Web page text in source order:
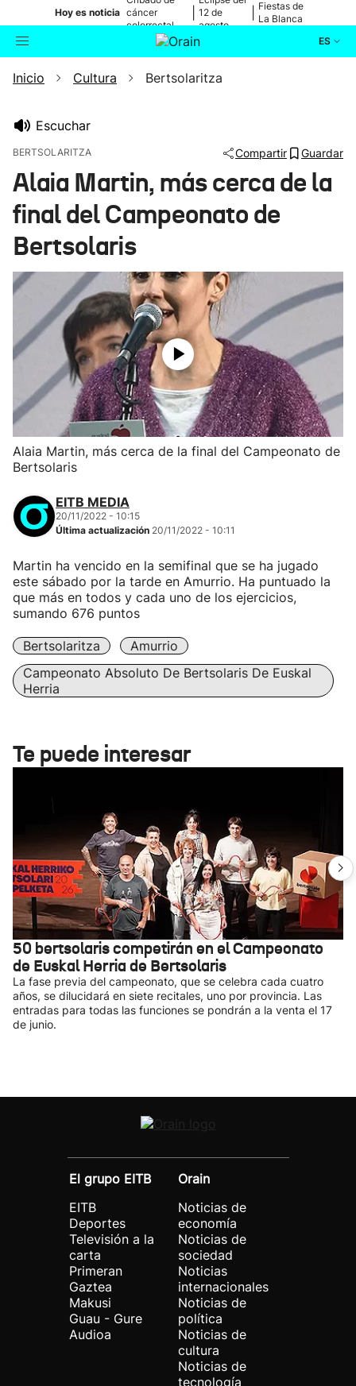
Hoy es noticia cáncer
colorrectal
12 de
agosto
Fiestas de
La Blanca
ES
Buscador Actualidad
Ikusmiran
Inicio Cultura Bertsolaritza
Escuchar
BERTSOLARITZA Compartir Guardar
Alaia Martin, más cerca de la
final del Campeonato de
Bertsolaris
Alaia Martin, más cerca de la final del Campeonato de
Bertsolaris
EITB MEDIA
20/11/2022 - 10:15
Última actualización 20/11/2022 - 10:11
Martin ha vencido en la semifinal que se ha jugado
este sábado por la tarde en Amurrio. Ha puntuado la
que más en todos y cada uno de los ejercicios,
sumando 676 puntos
Bertsolaritza
Amurrio
Campeonato Absoluto De Bertsolaris De Euskal
Herria
Te puede interesar
50 bertsolaris competirán en el Campeonato
de Euskal Herria de Bertsolaris
La fase previa del campeonato, que se celebra cada cuatro
años, se dilucidará en siete recitales, uno por provincia. Las
entradas para todas las funciones se pondrán a la venta el 17
de junio.
El grupo EITB
EITB
Deportes
Televisión a la
carta
Primeran
Gaztea
Makusi
Guau - Gure
Audioa
Orain
Noticias de
economía
Noticias de
sociedad
Noticias
internacionales
Noticias de
política
Noticias de
cultura
Noticias de
tecnología